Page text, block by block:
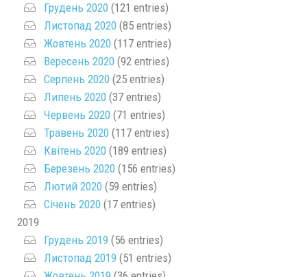
Грудень 2020 (121 entries)
Листопад 2020 (85 entries)
Жовтень 2020 (117 entries)
Вересень 2020 (92 entries)
Серпень 2020 (25 entries)
Липень 2020 (37 entries)
Червень 2020 (71 entries)
Травень 2020 (117 entries)
Квітень 2020 (189 entries)
Березень 2020 (156 entries)
Лютий 2020 (59 entries)
Січень 2020 (17 entries)
2019
Грудень 2019 (56 entries)
Листопад 2019 (51 entries)